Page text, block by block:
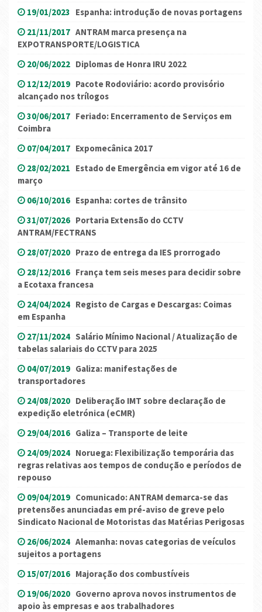
19/01/2023 Espanha: introdução de novas portagens
21/11/2017 ANTRAM marca presença na
EXPOTRANSPORTE/LOGISTICA
20/06/2022 Diplomas de Honra IRU 2022
12/12/2019 Pacote Rodoviário: acordo provisório
alcançado nos trílogos
30/06/2017 Feriado: Encerramento de Serviços em
Coimbra
07/04/2017 Expomecânica 2017
28/02/2021 Estado de Emergência em vigor até 16 de
março
06/10/2016 Espanha: cortes de trânsito
31/07/2026 Portaria Extensão do CCTV
ANTRAM/FECTRANS
28/07/2020 Prazo de entrega da IES prorrogado
28/12/2016 França tem seis meses para decidir sobre
a Ecotaxa francesa
24/04/2024 Registo de Cargas e Descargas: Coimas
em Espanha
27/11/2024 Salário Mínimo Nacional / Atualização de
tabelas salariais do CCTV para 2025
04/07/2019 Galiza: manifestações de
transportadores
24/08/2020 Deliberação IMT sobre declaração de
expedição eletrónica (eCMR)
29/04/2016 Galiza – Transporte de leite
24/09/2024 Noruega: Flexibilização temporária das
regras relativas aos tempos de condução e períodos de
repouso
09/04/2019 Comunicado: ANTRAM demarca-se das
pretensões anunciadas em pré-aviso de greve pelo
Sindicato Nacional de Motoristas das Matérias Perigosas
26/06/2024 Alemanha: novas categorias de veículos
sujeitos a portagens
15/07/2016 Majoração dos combustíveis
19/06/2020 Governo aprova novos instrumentos de
apoio às empresas e aos trabalhadores